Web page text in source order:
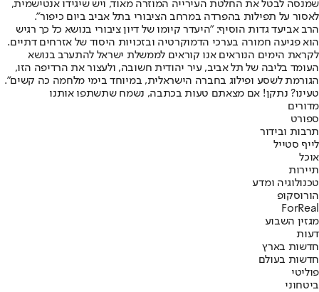
שמנסה לבטל את החלטת העירייה המוזרה מאוד, ויש שיגידו אנטישמית,
לאסור על תפילות בהפרדה במרחב הציבורי בתל אביב ביום כיפור".
הרב אביעד גדות הוסיף: "היעדר קיומו של דיון ציבורי בנושא כל כך רגיש
הוא פגיעה חמורה בערכי הדמוקרטיה ובזכויות היסוד של אזרחים דתיים.
לקראת הימים הנוראים אנו קוראים לממשלת ישראל להתערב בנושא
העומד בליבה של תל אביב, עיר יהודית חשובה, ולעצור את הרדיפה הזו,
הגורמת לשסע ופילוג בחברה הישראלית, במיוחד בימי מלחמה כה קשים".
טעינו? נתקן! אם מצאתם טעות בכתבה, נשמח שתשתפו אותנו
מדורים
ספורט
תרבות ובידור
לייף סטייל
אוכל
תיירות
טכנולוגיה ומדע
הורוסקופ
ForReal
מגזין השבוע
דעות
חדשות בארץ
חדשות בעולם
פוליטי
ביטחוני